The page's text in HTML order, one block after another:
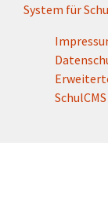
System für
SchulCMS